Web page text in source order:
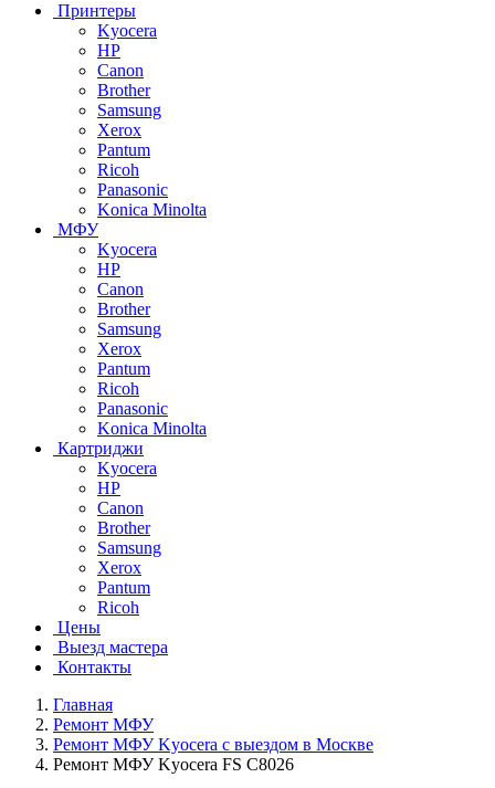
Принтеры
Kyocera
HP
Canon
Brother
Samsung
Xerox
Pantum
Ricoh
Panasonic
Konica Minolta
МФУ
Kyocera
HP
Canon
Brother
Samsung
Xerox
Pantum
Ricoh
Panasonic
Konica Minolta
Картриджи
Kyocera
HP
Canon
Brother
Samsung
Xerox
Pantum
Ricoh
Цены
Выезд мастера
Контакты
Главная
Ремонт МФУ
Ремонт МФУ Kyocera с выездом в Москве
Ремонт МФУ Kyocera FS C8026